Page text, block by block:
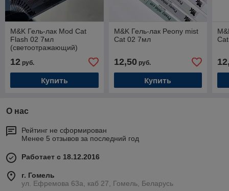
M&K Гель-лак Mod Cat
Flash 02 7мл
(светоотражающий)
12 руб.
Купить
M&K Гель-лак Peony mist
Cat 02 7мл
12,50руб.
Купить
О нас
Рейтинг не сформирован
Менее 5 отзывов за последний год
Работает с 18.12.2016
г. Гомель
ул. Ефремова 63а, каб 27, Гомель, Беларусь